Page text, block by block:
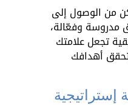
من الوصول إلى
وفعّالة،
تجعل علامتك
أهدافك